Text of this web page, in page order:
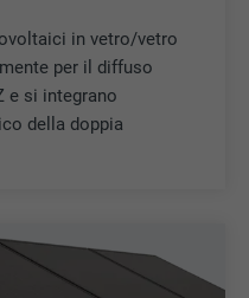
in vetro/vetro
per il diffuso
e si integrano
della doppia
scopo di test per
permette
Non contiene alcun